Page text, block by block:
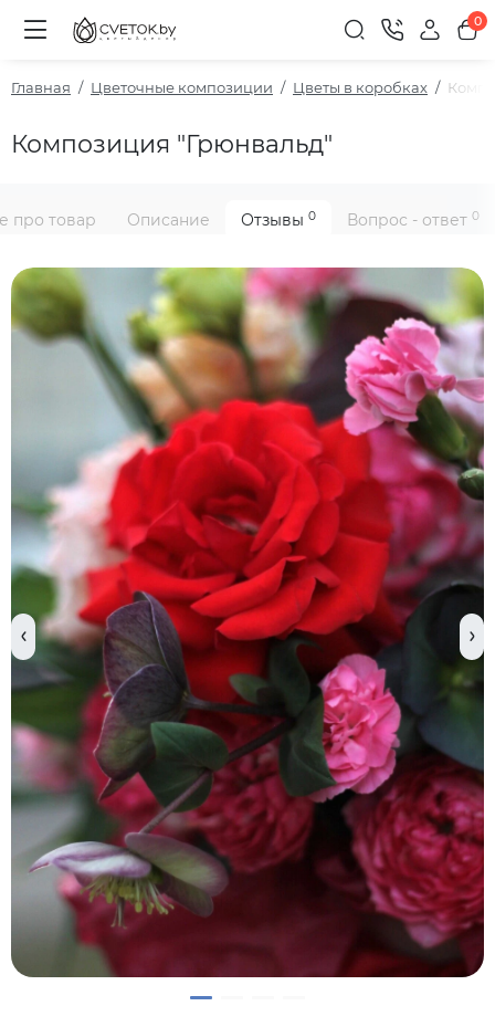
0
Главная Цветочные композиции Цветы в коробках
Композиция "Грюнвальд"
про товар Описание Отзывы 0 Вопрос - ответ 0